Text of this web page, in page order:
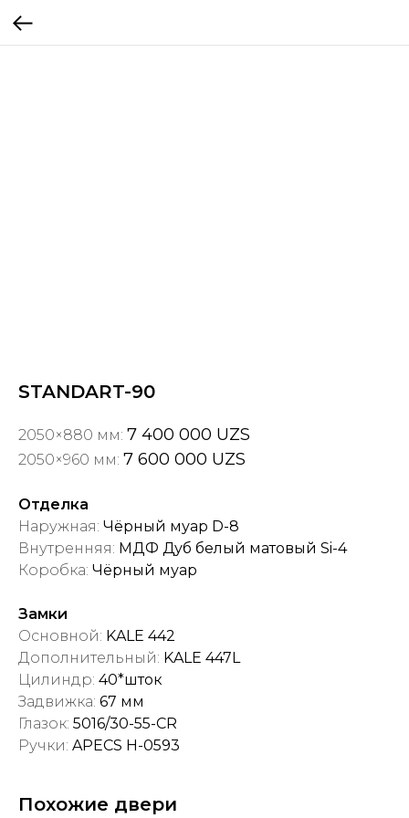
STANDART-90
2050×880 мм: 7 400 000 UZS
2050×960 мм: 7 600 000 UZS
Отделка
Наружная: Чёрный муар D-8
Внутренняя: МДФ Дуб белый матовый Si-4
Коробка: Чёрный муар
Замки
Основной: KALE 442
Дополнительный: KALE 447L
Цилиндр: 40*шток
Задвижка: 67 мм
Глазок: 5016/30-55-СR
Ручки: APECS H-0593
Похожие двери